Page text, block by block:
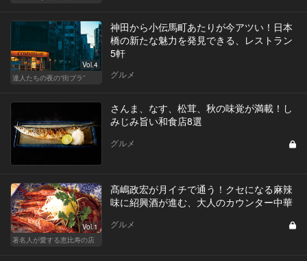
Vol.4
達人たちの夜の“街ブラ”
神田から小伝馬町あたりが今アツい！日本
橋の新たな魅力を発見できる、レストラン
5軒
グルメ
さんま、なす、松茸、秋の味覚が満載！し
みじみ旨い和食店8選
グルメ
Vol.1
著名人が愛する恵比寿の店
髙嶋政宏が月イチで通う！クセになる麻辣
味に紹興酒が進む、大人のカウンター中華
グルメ